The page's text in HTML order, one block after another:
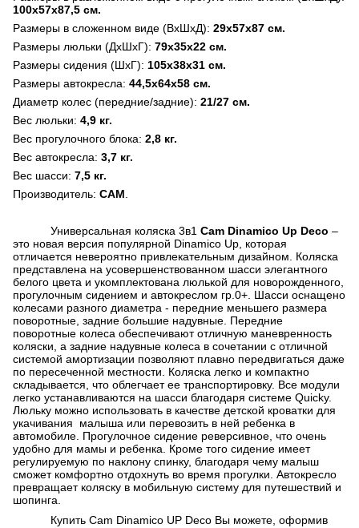
100х57х87,5 см.
Размеры в сложенном виде (ВхШхД): 29х57х87 см.
Размеры люльки (ДхШхГ): 79х35х22 см.
Размеры сидения (ШхГ): 105х38х31 см.
Размеры автокресла: 44,5х64х58 см.
Диаметр колес (передние/задние): 21/27 см.
Вес люльки: 4,9 кг.
Вес прогулочного блока: 2,8 кг.
Вес автокресла: 3,7 кг.
Вес шасси: 7,5 кг.
Производитель: CAM
Универсальная коляска 3в1Cam Dinamico Up Deco–
это новая версия популярной Dinamico Up, которая
отличается невероятно привлекательным дизайном. Коляска
представлена на усовершенствованном шасси элегантного
белого цвета и укомплектована люлькой для новорожденного,
прогулочным сидением и автокреслом гр.0+. Шасси оснащено
колесами разного диаметра - передние меньшего размера
поворотные, задние большие надувные. Передние
поворотные колеса обеспечивают отличную маневренность
коляски, а задние надувные колеса в сочетании с отличной
системой амортизации позволяют плавно передвигаться даже
по пересеченной местности. Коляска легко и компактно
складывается, что облегчает ее транспортировку. Все модули
легко устанавливаются на шасси благодаря системе Quicky.
Люльку можно использовать в качестве детской кроватки для
укачивания малыша или перевозить в ней ребенка в
автомобиле. Прогулочное сидение реверсивное, что очень
удобно для мамы и ребенка. Кроме того сидение имеет
регулируемую по наклону спинку, благодаря чему малыш
сможет комфортно отдохнуть во время прогулки. Автокресло
превращает коляску в мобильную систему для путешествий и
шопинга.
Купить Cam Dinamico UP Deco Вы можете, оформив